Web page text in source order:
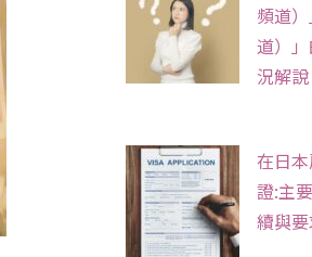
頻道
道）
況解說
在日
證:主
續與